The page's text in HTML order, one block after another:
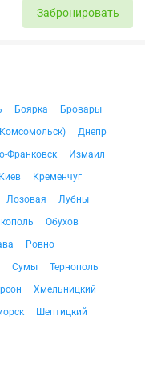
Забронировать
Боярка
Бровары
Днепр
Франковск
Измаил
Киев
Кременчуг
Лозовая
Лубны
Обухов
Ровно
Сумы
Тернополь
Хмельницкий
Шептицкий